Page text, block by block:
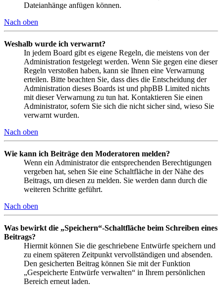
Dateianhänge anfügen können.
Nach oben
Weshalb wurde ich verwarnt?
In jedem Board gibt es eigene Regeln, die meistens von der
Administration festgelegt werden. Wenn Sie gegen eine dieser
Regeln verstoßen haben, kann sie Ihnen eine Verwarnung
erteilen. Bitte beachten Sie, dass dies die Entscheidung der
Administration dieses Boards ist und phpBB Limited nichts
mit dieser Verwarnung zu tun hat. Kontaktieren Sie einen
Administrator, sofern Sie sich die nicht sicher sind, wieso Sie
verwarnt wurden.
Nach oben
Wie kann ich Beiträge den Moderatoren melden?
Wenn ein Administrator die entsprechenden Berechtigungen
vergeben hat, sehen Sie eine Schaltfläche in der Nähe des
Beitrags, um diesen zu melden. Sie werden dann durch die
weiteren Schritte geführt.
Nach oben
Was bewirkt die „Speichern“-Schaltfläche beim Schreiben eines
Beitrags?
Hiermit können Sie die geschriebene Entwürfe speichern und
zu einem späteren Zeitpunkt vervollständigen und absenden.
Den gesicherten Beitrag können Sie mit der Funktion
„Gespeicherte Entwürfe verwalten“ in Ihrem persönlichen
Bereich erneut laden.